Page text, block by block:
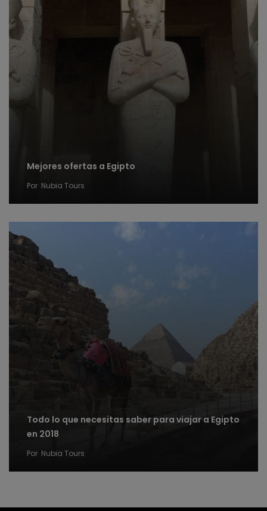
Mejores ofertas a Egipto
Por Nubia Tours
Todo lo que necesitas saber para viajar a Egipto
en 2018
Por Nubia Tours